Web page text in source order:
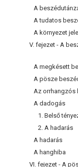
A
A tudatos
A környezet
A megkésett
A pösze
Az orrhangzós
A dadogás
1. Belső
2. A hadarás
A hadarás
A hanghiba
VI. fejezet - A